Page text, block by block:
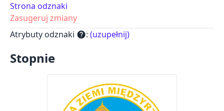
Strona odznaki
Zasugeruj zmiany
Atrybuty odznaki help: (uzupełnij)
Stopnie